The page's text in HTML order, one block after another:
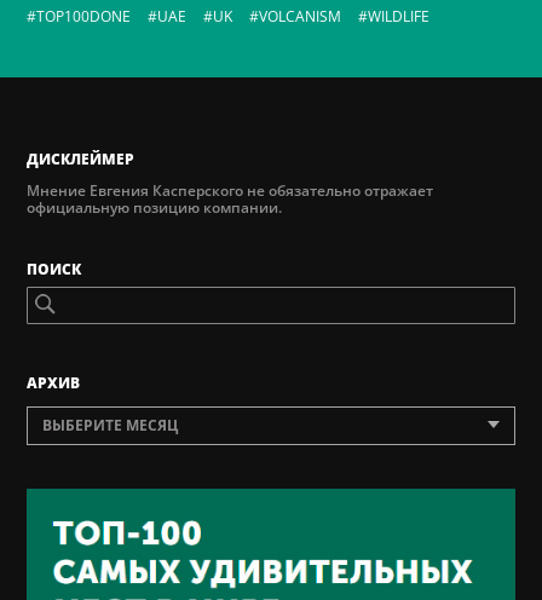
TOP100DONE
UAE UK VOLCANISM WILDLIFE
ДИСКЛЕЙМЕР
Мнение Евгения Касперского не обязательно отражает
официальную позицию компании.
ПОИСК
AРХИВ
ВЫБЕРИТЕ МЕСЯЦ